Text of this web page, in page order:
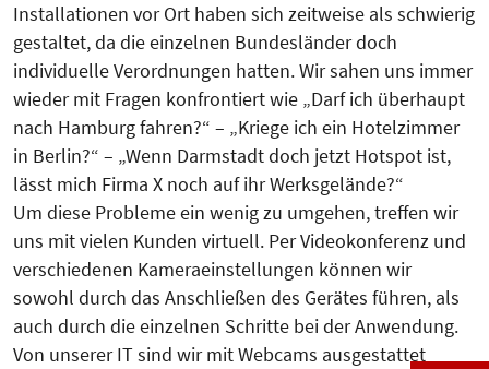
Installationen vor Ort haben sich zeitweise als schwierig
gestaltet, da die einzelnen Bundesländer doch
individuelle Verordnungen hatten. Wir sahen uns immer
wieder mit Fragen konfrontiert wie „Darf ich überhaupt
nach Hamburg fahren?“ – „Kriege ich ein Hotelzimmer
in Berlin?“ – „Wenn Darmstadt doch jetzt Hotspot ist,
lässt mich Firma X noch auf ihr Werksgelände?“
Um diese Probleme ein wenig zu umgehen, treffen wir
uns mit vielen Kunden virtuell. Per Videokonferenz und
verschiedenen Kameraeinstellungen können wir
sowohl durch das Anschließen des Gerätes führen, als
auch durch die einzelnen Schritte bei der Anwendung.
Von unserer IT sind wir mit Webcams ausgestattet